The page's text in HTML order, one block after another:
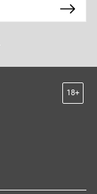
18+